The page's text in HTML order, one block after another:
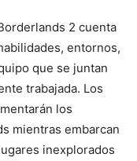
2 cuenta
entornos,
que se juntan
trabajada. Los
los
mientras embarcan
inexplorados